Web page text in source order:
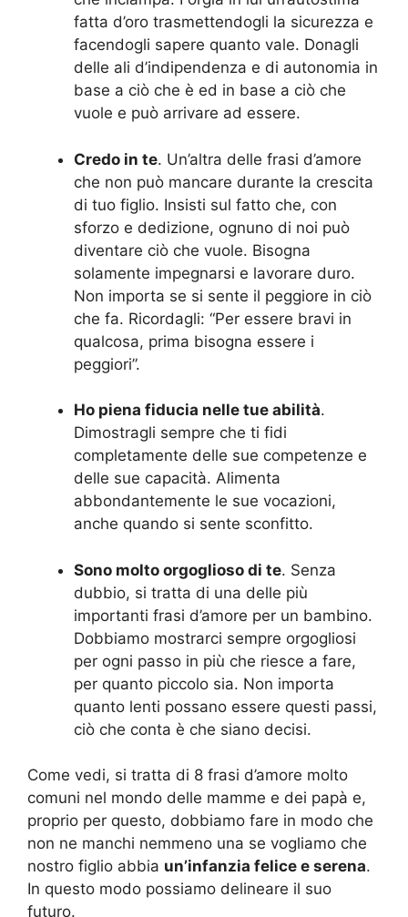
fatta d’oro trasmettendogli la sicurezza e
facendogli sapere quanto vale. Donagli
delle ali d’indipendenza e di autonomia in
base a ciò che è ed in base a ciò che
vuole e può arrivare ad essere.
Credo in te. Un’altra delle frasi d’amore
che non può mancare durante la crescita
di tuo figlio. Insisti sul fatto che, con
sforzo e dedizione, ognuno di noi può
diventare ciò che vuole. Bisogna
solamente impegnarsi e lavorare duro.
Non importa se si sente il peggiore in ciò
che fa. Ricordagli: “Per essere bravi in
qualcosa, prima bisogna essere i
peggiori”.
Ho piena fiducia nelle tue abilità.
Dimostragli sempre che ti fidi
completamente delle sue competenze e
delle sue capacità. Alimenta
abbondantemente le sue vocazioni,
anche quando si sente sconfitto.
Sono molto orgoglioso di te. Senza
dubbio, si tratta di una delle più
importanti frasi d’amore per un bambino.
Dobbiamo mostrarci sempre orgogliosi
per ogni passo in più che riesce a fare,
per quanto piccolo sia. Non importa
quanto lenti possano essere questi passi,
ciò che conta è che siano decisi.
Come vedi, si tratta di 8 frasi d’amore molto
comuni nel mondo delle mamme e dei papà e,
proprio per questo, dobbiamo fare in modo che
non ne manchi nemmeno una se vogliamo che
nostro figlio abbia un’infanzia felice e serena.
In questo modo possiamo delineare il suo
futuro.